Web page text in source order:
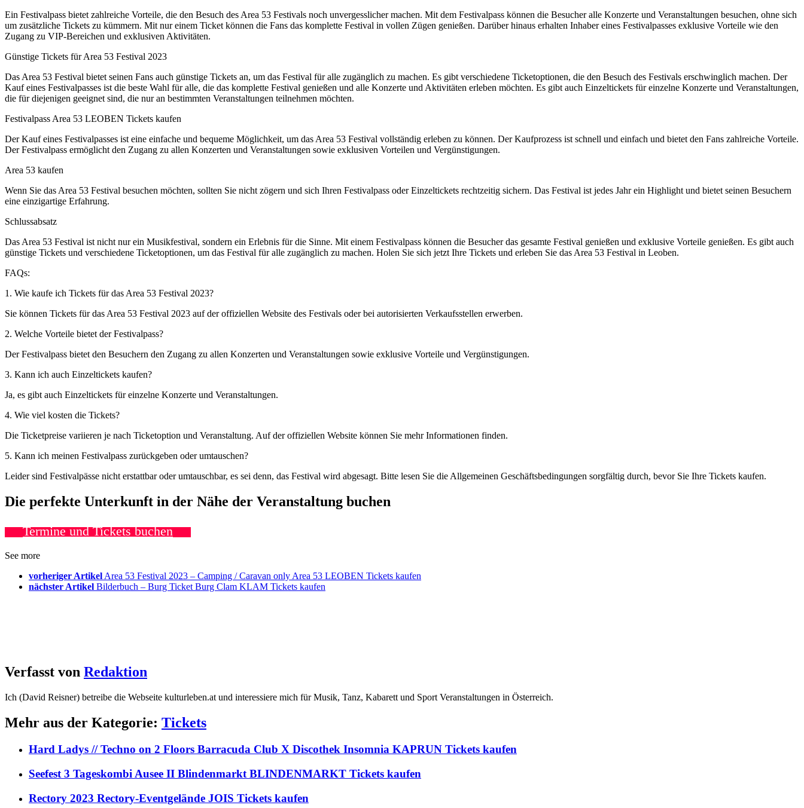
Ein Festivalpass bietet zahlreiche Vorteile, die den Besuch des Area 53 Festivals noch unvergesslicher machen. Mit dem Festivalpass können die Besucher alle Konzerte und Veranstaltungen besuchen, ohne sich
um zusätzliche Tickets zu kümmern. Mit nur einem Ticket können die Fans das komplette Festival in vollen Zügen genießen. Darüber hinaus erhalten Inhaber eines Festivalpasses exklusive Vorteile wie den
Zugang zu VIP-Bereichen und exklusiven Aktivitäten.
Günstige Tickets für Area 53 Festival 2023
Das Area 53 Festival bietet seinen Fans auch günstige Tickets an, um das Festival für alle zugänglich zu machen. Es gibt verschiedene Ticketoptionen, die den Besuch des Festivals erschwinglich machen. Der
Kauf eines Festivalpasses ist die beste Wahl für alle, die das komplette Festival genießen und alle Konzerte und Aktivitäten erleben möchten. Es gibt auch Einzeltickets für einzelne Konzerte und Veranstaltungen,
die für diejenigen geeignet sind, die nur an bestimmten Veranstaltungen teilnehmen möchten.
Festivalpass Area 53 LEOBEN Tickets kaufen
Der Kauf eines Festivalpasses ist eine einfache und bequeme Möglichkeit, um das Area 53 Festival vollständig erleben zu können. Der Kaufprozess ist schnell und einfach und bietet den Fans zahlreiche Vorteile.
Der Festivalpass ermöglicht den Zugang zu allen Konzerten und Veranstaltungen sowie exklusiven Vorteilen und Vergünstigungen.
Area 53 kaufen
Wenn Sie das Area 53 Festival besuchen möchten, sollten Sie nicht zögern und sich Ihren Festivalpass oder Einzeltickets rechtzeitig sichern. Das Festival ist jedes Jahr ein Highlight und bietet seinen Besuchern
eine einzigartige Erfahrung.
Schlussabsatz
Das Area 53 Festival ist nicht nur ein Musikfestival, sondern ein Erlebnis für die Sinne. Mit einem Festivalpass können die Besucher das gesamte Festival genießen und exklusive Vorteile genießen. Es gibt auch
günstige Tickets und verschiedene Ticketoptionen, um das Festival für alle zugänglich zu machen. Holen Sie sich jetzt Ihre Tickets und erleben Sie das Area 53 Festival in Leoben.
FAQs:
1. Wie kaufe ich Tickets für das Area 53 Festival 2023?
Sie können Tickets für das Area 53 Festival 2023 auf der offiziellen Website des Festivals oder bei autorisierten Verkaufsstellen erwerben.
2. Welche Vorteile bietet der Festivalpass?
Der Festivalpass bietet den Besuchern den Zugang zu allen Konzerten und Veranstaltungen sowie exklusive Vorteile und Vergünstigungen.
3. Kann ich auch Einzeltickets kaufen?
Ja, es gibt auch Einzeltickets für einzelne Konzerte und Veranstaltungen.
4. Wie viel kosten die Tickets?
Die Ticketpreise variieren je nach Ticketoption und Veranstaltung. Auf der offiziellen Website können Sie mehr Informationen finden.
5. Kann ich meinen Festivalpass zurückgeben oder umtauschen?
Leider sind Festivalpässe nicht erstattbar oder umtauschbar, es sei denn, das Festival wird abgesagt. Bitte lesen Sie die Allgemeinen Geschäftsbedingungen sorgfältig durch, bevor Sie Ihre Tickets kaufen.
Die perfekte Unterkunft in der Nähe der Veranstaltung buchen
Termine und Tickets buchen
See more
vorheriger ArtikelArea 53 Festival 2023 – Camping / Caravan only Area 53 LEOBEN Tickets kaufen
nächster Artikel Bilderbuch – Burg Ticket Burg Clam KLAM Tickets kaufen
Verfasst von Redaktion
Ich (David Reisner) betreibe die Webseite kulturleben.at und interessiere mich für Musik, Tanz, Kabarett und Sport Veranstaltungen in Österreich.
Mehr aus der Kategorie: Tickets
Hard Ladys // Techno on 2 Floors Barracuda Club X Discothek Insomnia KAPRUN Tickets kaufen
Seefest 3 Tageskombi Ausee II Blindenmarkt BLINDENMARKT Tickets kaufen
Rectory 2023 Rectory-Eventgelände JOIS Tickets kaufen